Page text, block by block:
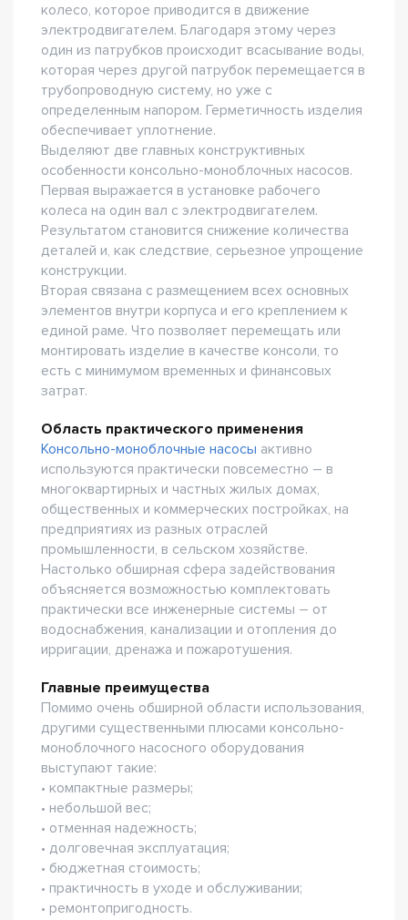
колесо, которое приводится в движение
электродвигателем. Благодаря этому через
один из патрубков происходит всасывание воды,
которая через другой патрубок перемещается в
трубопроводную систему, но уже с
определенным напором. Герметичность изделия
обеспечивает уплотнение.
Выделяют две главных конструктивных
особенности консольно-моноблочных насосов.
Первая выражается в установке рабочего
колеса на один вал с электродвигателем.
Результатом становится снижение количества
деталей и, как следствие, серьезное упрощение
конструкции.
Вторая связана с размещением всех основных
элементов внутри корпуса и его креплением к
единой раме. Что позволяет перемещать или
монтировать изделие в качестве консоли, то
есть с минимумом временных и финансовых
затрат.
Область практического применения
Консольно-моноблочные насосы активно
используются практически повсеместно – в
многоквартирных и частных жилых домах,
общественных и коммерческих постройках, на
предприятиях из разных отраслей
промышленности, в сельском хозяйстве.
Настолько обширная сфера задействования
объясняется возможностью комплектовать
практически все инженерные системы – от
водоснабжения, канализации и отопления до
ирригации, дренажа и пожаротушения.
Главные преимущества
Помимо очень обширной области использования,
другими существенными плюсами консольно-
моноблочного насосного оборудования
выступают такие:
• компактные размеры;
• небольшой вес;
• отменная надежность;
• долговечная эксплуатация;
• бюджетная стоимость;
• практичность в уходе и обслуживании;
• ремонтопригодность.